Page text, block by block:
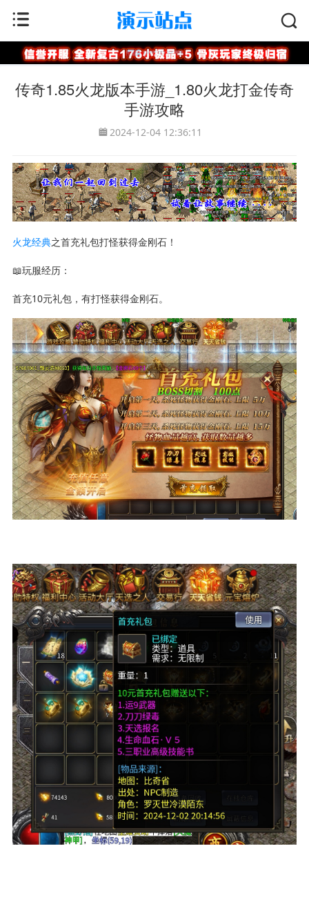
首页>996引擎
传奇1.85火龙版本手游_1.80火龙打金传奇
手游攻略
2024-12-04 12:36:11
火龙经典之首充礼包打怪获得金刚石！
📖玩服经历：
首充10元礼包，有打怪获得金刚石。